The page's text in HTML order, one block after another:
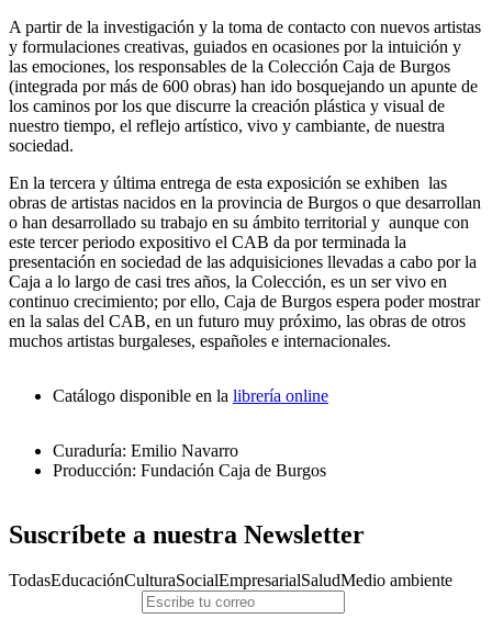
A partir de la investigación y la toma de contacto con nuevos artistas
y formulaciones creativas, guiados en ocasiones por la intuición y
las emociones, los responsables de la Colección Caja de Burgos
(integrada por más de 600 obras) han ido bosquejando un apunte de
los caminos por los que discurre la creación plástica y visual de
nuestro tiempo, el reflejo artístico, vivo y cambiante, de nuestra
sociedad.
En la tercera y última entrega de esta exposición se exhiben las
obras de artistas nacidos en la provincia de Burgos o que desarrollan
o han desarrollado su trabajo en su ámbito territorial y aunque con
este tercer periodo expositivo el CAB da por terminada la
presentación en sociedad de las adquisiciones llevadas a cabo por la
Caja a lo largo de casi tres años, la Colección, es un ser vivo en
continuo crecimiento; por ello, Caja de Burgos espera poder mostrar
en la salas del CAB, en un futuro muy próximo, las obras de otros
muchos artistas burgaleses, españoles e internacionales.
Catálogo disponible en la librería online
Curaduría: Emilio Navarro
Producción: Fundación Caja de Burgos
Suscríbete a nuestra Newsletter
TodasEducaciónCulturaSocialEmpresarialSaludMedio ambiente